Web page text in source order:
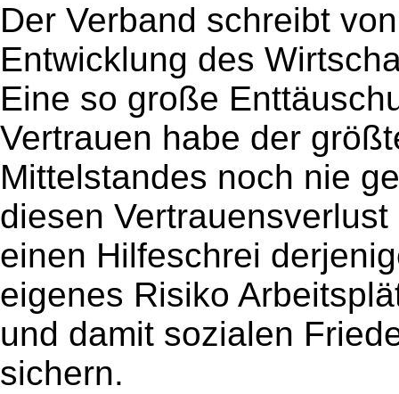
Der Verband schreibt
Entwicklung des
Eine so große
Vertrauen habe der
Mittelstandes noch nie
diesen
einen Hilfeschrei
eigenes Risiko
und damit sozialen
sichern.